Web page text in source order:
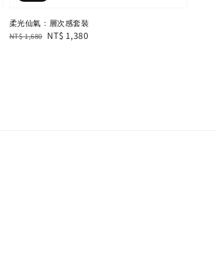
柔光仙氣：層次感套裝
Regular
NT$ 1,680 Sale
NT$ 1,380